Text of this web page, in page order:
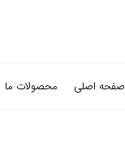
صفحه اصلی محصولات ما